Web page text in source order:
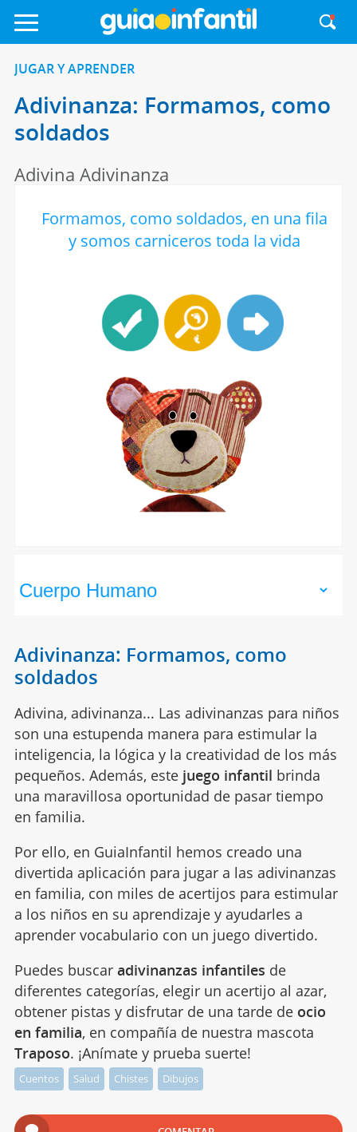
JUGAR Y APRENDER
Adivinanza: Formamos, como
soldados
Adivina Adivinanza
Formamos, como soldados, en una fila
y somos carniceros toda la vida
Adivinanza: Formamos, como
soldados
Adivina, adivinanza... Las adivinanzas para niños
son una estupenda manera para estimular la
inteligencia, la lógica y la creatividad de los más
pequeños. Además, este juego infantil brinda
una maravillosa oportunidad de pasar tiempo
en familia.
Por ello, en GuiaInfantil hemos creado una
divertida aplicación para jugar a las adivinanzas
en familia, con miles de acertijos para estimular
a los niños en su aprendizaje y ayudarles a
aprender vocabulario con un juego divertido.
Puedes buscar adivinanzas infantiles de
diferentes categorías, elegir un acertijo al azar,
obtener pistas y disfrutar de una tarde de ocio
en familia, en compañía de nuestra mascota
Traposo. ¡Anímate y prueba suerte!
Cuentos Salud Chistes Dibujos